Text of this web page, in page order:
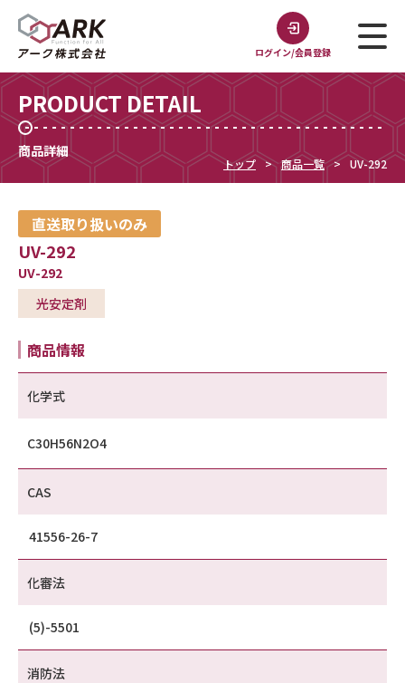
ログイン/会員登録
PRODUCT DETAIL
商品詳細
トップ 商品一覧 UV-292
直送取り扱いのみ
UV-292
UV-292
光安定剤
商品情報
化学式
C30H56N2O4
CAS
41556-26-7
化審法
(5)-5501
消防法